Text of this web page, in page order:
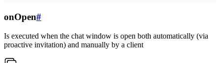
onOpen#
Is executed when the chat window is open both automatically (via
proactive invitation) and manually by a client